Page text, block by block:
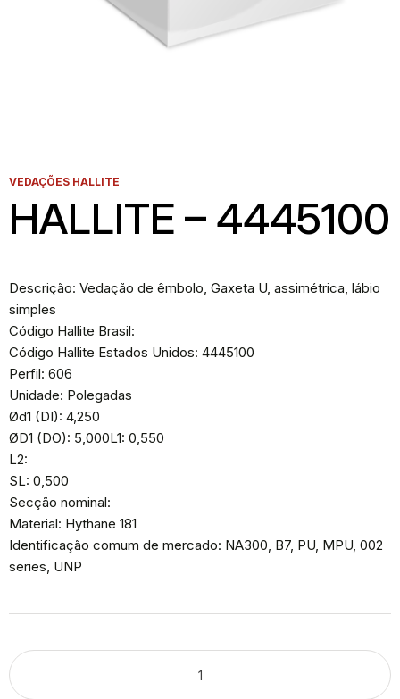
VEDAÇÕES HALLITE
HALLITE – 4445100
Descrição: Vedação de êmbolo, Gaxeta U, assimétrica, lábio
simples
Código Hallite Brasil:
Código Hallite Estados Unidos: 4445100
Perfil: 606
Unidade: Polegadas
Ød1 (DI): 4,250
ØD1 (DO): 5,000L1: 0,550
L2:
SL: 0,500
Secção nominal:
Material: Hythane 181
Identificação comum de mercado: NA300, B7, PU, MPU, 002
series, UNP